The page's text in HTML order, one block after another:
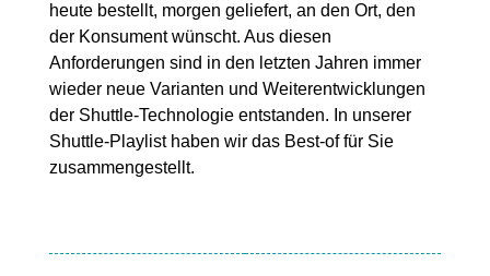
heute bestellt, morgen geliefert, an den Ort, den
der Konsument wünscht. Aus diesen
Anforderungen sind in den letzten Jahren immer
wieder neue Varianten und Weiterentwicklungen
der Shuttle-Technologie entstanden. In unserer
Shuttle-Playlist haben wir das Best-of für Sie
zusammengestellt.